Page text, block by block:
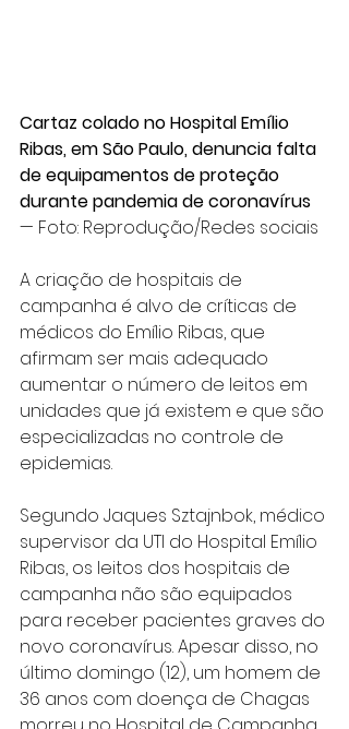
Cartaz colado no Hospital Emílio
Ribas, em São Paulo, denuncia falta
de equipamentos de proteção
durante pandemia de coronavírus
— Foto: Reprodução/Redes sociais
A criação de hospitais de
campanha é alvo de críticas de
médicos do Emílio Ribas, que
afirmam ser mais adequado
aumentar o número de leitos em
unidades que já existem e que são
especializadas no controle de
epidemias.
Segundo Jaques Sztajnbok, médico
supervisor da UTI do Hospital Emílio
Ribas, os leitos dos hospitais de
campanha não são equipados
para receber pacientes graves do
novo coronavírus. Apesar disso, no
último domingo (12), um homem de
36 anos com doença de Chagas